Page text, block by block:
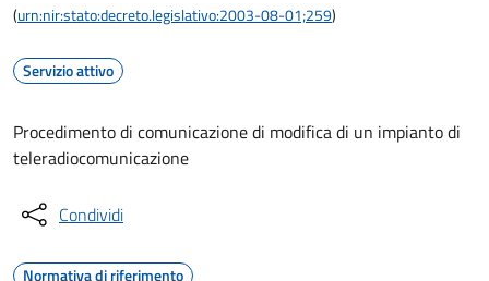
(urn:nir:stato:decreto.legislativo:2003-08-01;259)
Servizio attivo
Procedimento di comunicazione di modifica di un impianto di
teleradiocomunicazione
Condividi
Normativa di riferimento